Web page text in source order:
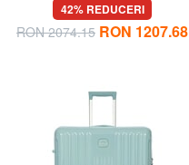
42% REDUCERI
RON 2074.15 RON 1207.68